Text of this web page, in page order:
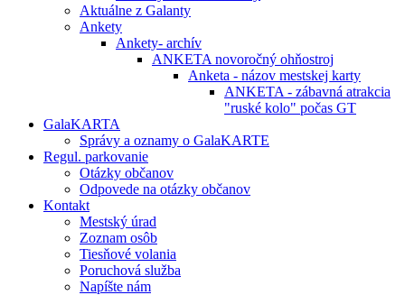
Aktuálne z Galanty
Ankety
Ankety- archív
ANKETA novoročný ohňostroj
Anketa - názov mestskej karty
ANKETA - zábavná atrakcia
"ruské kolo" počas GT
GalaKARTA
Správy a oznamy o GalaKARTE
Regul. parkovanie
Otázky občanov
Odpovede na otázky občanov
Kontakt
Mestský úrad
Zoznam osôb
Tiesňové volania
Poruchová služba
Napíšte nám